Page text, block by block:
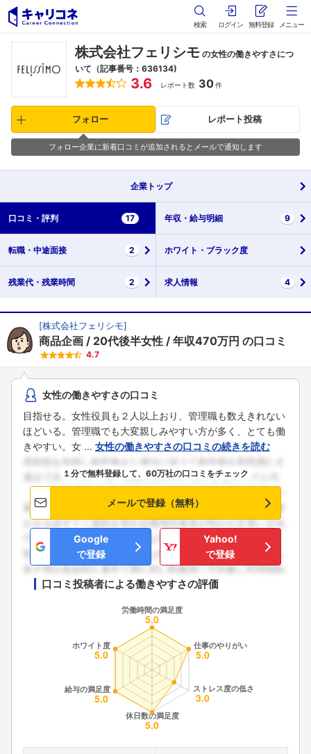
検索 ログイン 無料登録 メニュー
株式会社フェリシモ の女性の働きやすさにつ
いて（記事番号：636134)
3.6 レポート数 30件
フォロー レポート投稿
フォロー企業に新着口コミが追加されるとメールで通知します
企業 トップ
口コミ・ 評判 17 年収・ 給与明細 9
転職・ 中途面接 2 ホワイト・ ブラック度
残業代・ 残業時間 2 求人情報 4
[株式会社フェリシモ]
商品企画 20代後半女性 年収470万円 の口コミ
4.7
女性の働きやすさの口コミ
目指せる。女性役員も２人以上おり、管理職も数えきれない
ほどいる。管理職でも大変親しみやすい方が多く、とても働
きやすい。女 ... 女性の働きやすさの口コミの続きを読む
１分で無料登録して、60万社の口コミをチェック
メールで登録（無料）
Google
で登録
Yahoo!
で登録
口コミ投稿者による働きやすさの評価